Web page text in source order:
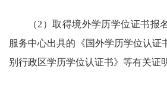
（2）取得境外学历学位证书报
服务中心出具的《国外学历学位认证
别行政区学历学位认证书》等有关证